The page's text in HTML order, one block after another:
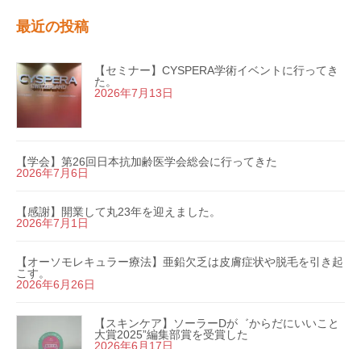
最近の投稿
【セミナー】CYSPERA学術イベントに行ってき
た。
2026年7月13日
【学会】第26回日本抗加齢医学会総会に行ってきた
2026年7月6日
【感謝】開業して丸23年を迎えました。
2026年7月1日
【オーソモレキュラー療法】亜鉛欠乏は皮膚症状や脱毛を引き起
こす。
2026年6月26日
【スキンケア】ソーラーDが゛からだにいいこと
大賞2025”編集部賞を受賞した
2026年6月17日